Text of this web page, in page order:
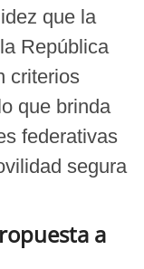
que la
República
criterios
que brinda
federativas
segura
a